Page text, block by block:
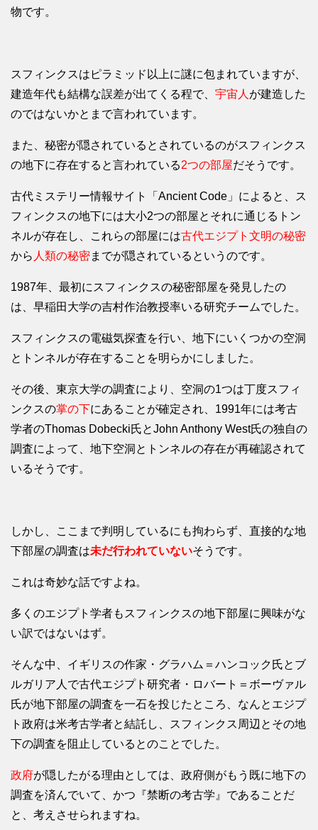
物です。
スフィンクスはピラミッド以上に謎に包まれていますが、
建造年代も結構な誤差が出てくる程で、 宇宙人 が建造した
のではないかとまで言われています。
また、秘密が隠されているとされているのがスフィンクス
の地下に存在すると言われている2つの部屋だそうです。
古代ミステリー情報サイト「Ancient Code」によると、ス
フィンクスの地下には大小2つの部屋とそれに通じるトン
ネルが存在し、これらの部屋には古代エジプト文明の秘密
から 人類の秘密までが隠されているというのです。
1987年、最初にスフィンクスの秘密部屋を発見したの
は、早稲田大学の吉村作治教授率いる研究チームでした。
スフィンクスの電磁気探査を行い、地下にいくつかの空洞
とトンネルが存在することを明らかにしました。
その後、東京大学の調査により、空洞の1つは丁度スフィ
ンクスの掌の下にあることが確定され、1991年には考古
学者のThomas Dobecki氏とJohn Anthony West氏の独自の
調査によって、地下空洞とトンネルの存在が再確認されて
いるそうです。
しかし、ここまで判明しているにも拘わらず、直接的な地
下部屋の調査は未だ行われていないそうです。
これは奇妙な話ですよね。
多くのエジプト学者もスフィンクスの地下部屋に興味がな
い訳ではないはず。
そんな中、イギリスの作家・グラハム＝ハンコック氏とブ
ルガリア人で古代エジプト研究者・ロバート＝ボーヴァル
氏が地下部屋の調査を一石を投じたところ、なんとエジプ
ト政府は米考古学者と結託し、スフィンクス周辺とその地
下の調査を阻止しているとのことでした。
政府が隠したがる理由としては、政府側がもう既に地下の
調査を済んでいて、かつ『禁断の考古学』であることだ
と、考えさせられますね。